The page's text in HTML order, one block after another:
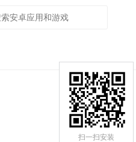
扫一扫安装